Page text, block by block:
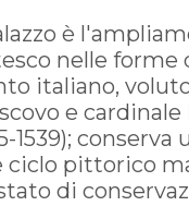
è
nelle forme
italiano,
e cardinale
1539); conserva
ciclo pittorico
di